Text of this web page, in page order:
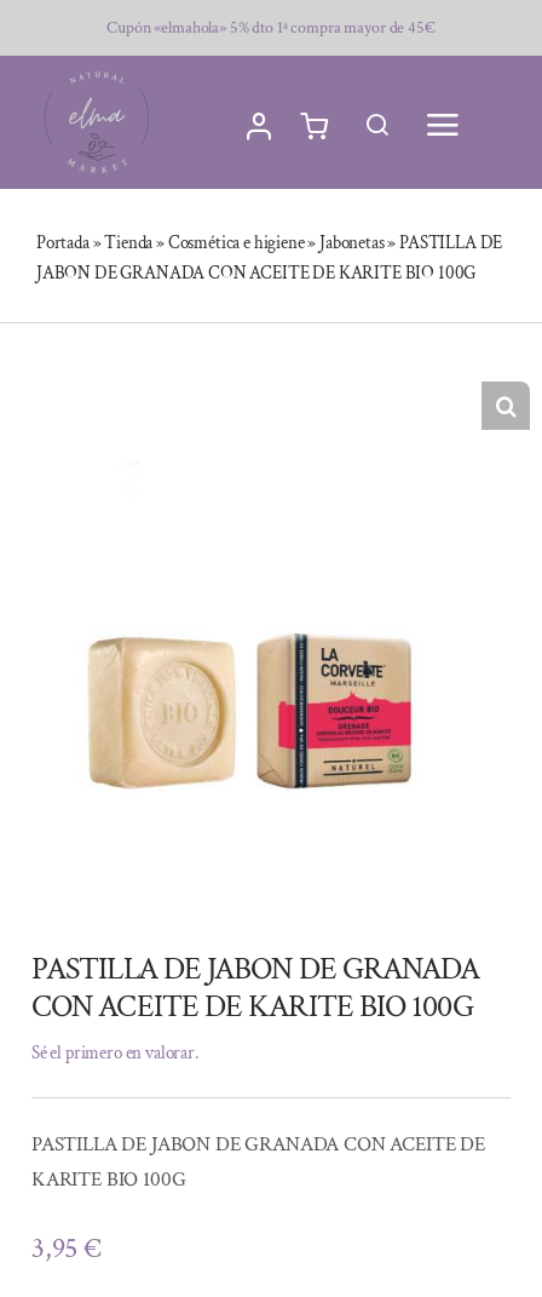
al
contenido
Cupón «elmahola» 5% dto 1ª compra mayor de 45€
Portada»Tienda»Cosmética e higiene»Jabonetas»PASTILLA DE
JABON DE GRANADA CON ACEITE DE KARITE BIO 100G
PASTILLA DE JABON DE GRANADA
CON ACEITE DE KARITE BIO 100G
Sé el primero en valorar.
PASTILLA DE JABON DE GRANADA CON ACEITE DE
KARITE BIO 100G
3,95€